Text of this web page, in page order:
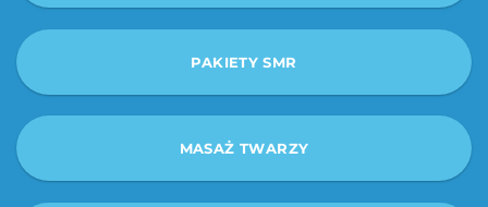
PAKIETY SMR
MASAŻ TWARZY